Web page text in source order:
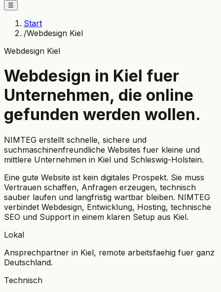
☰
Start
/Webdesign Kiel
Webdesign Kiel
Webdesign in Kiel fuer
Unternehmen, die online
gefunden werden wollen.
NIMTEG erstellt schnelle, sichere und
suchmaschinenfreundliche Websites fuer kleine und
mittlere Unternehmen in Kiel und Schleswig-Holstein.
Eine gute Website ist kein digitales Prospekt. Sie muss
Vertrauen schaffen, Anfragen erzeugen, technisch
sauber laufen und langfristig wartbar bleiben. NIMTEG
verbindet Webdesign, Entwicklung, Hosting, technische
SEO und Support in einem klaren Setup aus Kiel.
Lokal
Ansprechpartner in Kiel, remote arbeitsfaehig fuer ganz
Deutschland.
Technisch